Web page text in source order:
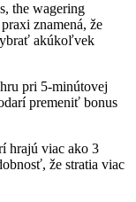
the wagering
znamená, že
akúkoľvek
pri 5‑minútovej
premeniť bonus
hrajú viac ako 3
že stratia viac